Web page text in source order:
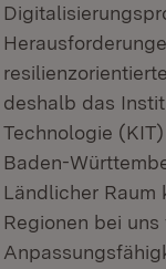
deshalb das
Technologie
Baden-
Ländlicher
Regionen bei